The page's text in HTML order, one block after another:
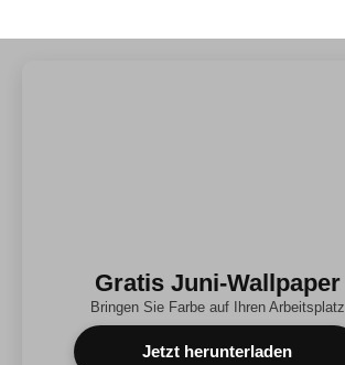
Gratis Juni-Wallpaper
Bringen Sie Farbe auf Ihren Arbeitsplatz
Jetzt herunterladen